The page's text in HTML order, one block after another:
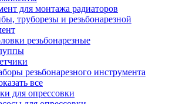
для монтажа радиаторов
труборезы и резьбонарезной
резьбонарезные
резьбонарезного инструмента
все
для опрессовки